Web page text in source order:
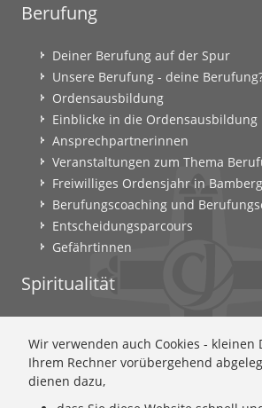
Berufung
Deiner Berufung auf der Spur
Unsere Berufung - deine
Ordensausbildung
Einblicke in die Ordensausbildung
Ansprechpartnerinnen
Veranstaltungen zum Thema
Freiwilliges Ordensjahr in Bamberg
Berufungscoaching und
Entscheidungsparcours
Gefährtinnen
Spiritualität
Ignatianisch beten: Wie geht das?
Ignatianisch und weiblich: Mary
Mary-Ward: Geschichte und Texte
Wir verwenden auch Cookies - kleinen
Ihrem Rechner vorübergehend
dienen dazu,